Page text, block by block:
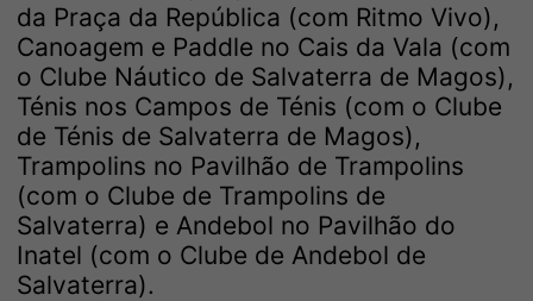
da Praça da República (com Ritmo Vivo),
Canoagem e Paddle no Cais da Vala (com
o Clube Náutico de Salvaterra de Magos),
Ténis nos Campos de Ténis (com o Clube
de Ténis de Salvaterra de Magos),
Trampolins no Pavilhão de Trampolins
(com o Clube de Trampolins de
Salvaterra) e Andebol no Pavilhão do
Inatel (com o Clube de Andebol de
Salvaterra).